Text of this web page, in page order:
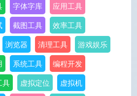
字体字库
应用工具
截图工具
效率工具
浏览器 清理工具
游戏娱乐
系统工具
编程开发
具 虚拟定位
虚拟机